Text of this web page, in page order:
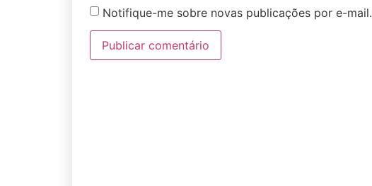
Notifique-me sobre novas publicações por e-mail.